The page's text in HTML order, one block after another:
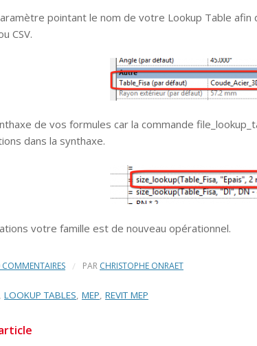
pointant le nom de votre Lookup Table
CSV.
de vos formules car la commande
dans la synthaxe.
votre famille est de nouveau opérationnel.
COMMENTAIRES / PAR CHRISTOPHE ONRAET
LOOKUP TABLES MEP REVIT MEP